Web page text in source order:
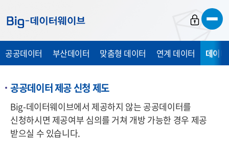
가
가
가
공공데이터 부산데이터 맞춤형 데이터 연계 데이터 데이
공공데이터 제공 신청 제도
Big-데이터웨이브에서 제공하지 않는 공공데이터를
신청하시면 제공여부 심의를 거쳐 개방 가능한 경우 제공
받으실 수 있습니다.